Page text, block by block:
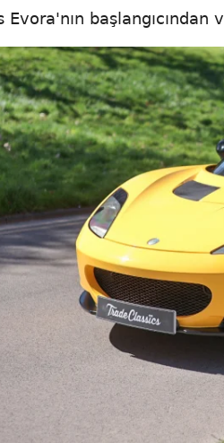
Evora'nın